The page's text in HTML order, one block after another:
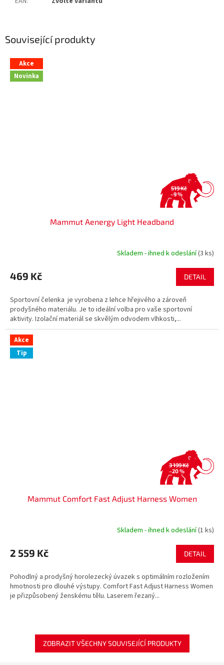
Související produkty
Akce
Novinka
519 Kč
–9 %
Mammut Aenergy Light Headband
Skladem - ihned k odeslání(3 ks)
469 Kč DETAIL
Sportovní čelenka je vyrobena z lehce hřejivého a zároveň
prodyšného materiálu. Je to ideální volba pro vaše sportovní
aktivity. Izolační materiál se skvělým odvodem vlhkosti,...
Akce
Tip
3 199 Kč
–20 %
Mammut Comfort Fast Adjust Harness Women
Skladem - ihned k odeslání(1 ks)
2 559 Kč DETAIL
Pohodlný a prodyšný horolezecký úvazek s optimálním rozložením
hmotnosti pro dlouhé výstupy. Comfort Fast Adjust Harness Women
je přizpůsobený ženskému tělu. Laserem řezaný...
ZOBRAZIT VŠECHNY SOUVISEJÍCÍ PRODUKTY